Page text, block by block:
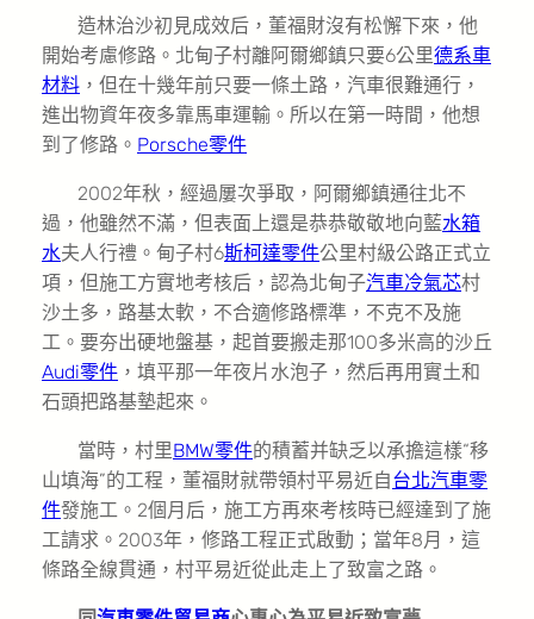
造林治沙初見成效后，董福財沒有松懈下來，他
開始考慮修路。北甸子村離阿爾鄉鎮只要6公里德系車
材料 ，但在十幾年前只要一條土路，汽車很難通行，
進出物資年夜多靠馬車運輸。所以在第一時間，他想
到了修路。 Porsche零件
2002年秋，經過屢次爭取，阿爾鄉鎮通往北不
過，他雖然不滿，但表面上還是恭恭敬敬地向藍水箱
水夫人行禮。甸子村6斯柯達零件公里村級公路正式立
項，但施工方實地考核后，認為北甸子汽車冷氣芯村
沙土多，路基太軟，不合適修路標準，不克不及施
工。要夯出硬地盤基，起首要搬走那100多米高的沙丘
Audi零件 ，填平那一年夜片水泡子，然后再用實土和
石頭把路基墊起來。
當時，村里BMW零件的積蓄并缺乏以承擔這樣“移
山填海”的工程，董福財就帶領村平易近自台北汽車零
件發施工。2個月后，施工方再來考核時已經達到了施
工請求。2003年，修路工程正式啟動；當年8月，這
條路全線貫通，村平易近從此走上了致富之路。